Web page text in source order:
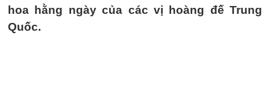
hoa hằng ngày của các vị hoàng đế Trung
Quốc.